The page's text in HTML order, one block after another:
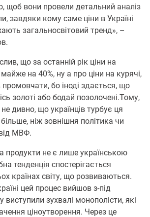
щоб вони провели детальний аналіз
завдяки кому саме ціни в Україні
загальносвітовий тренд», –
що за останній рік ціни на
на 40%, ну а про ціни на курячі,
бо іноді здається, що
золоті або бодай позолочені.Тому,
дивно, що українців турбує ця
ніж зовнішня політика чи
МВФ.
продукти не є лише українською
тенденція спостерігається
країнах світу, що розвиваються.
цей процес вийшов з-під
виступили зухвалі монополісти, які
ціноутворення. Через це